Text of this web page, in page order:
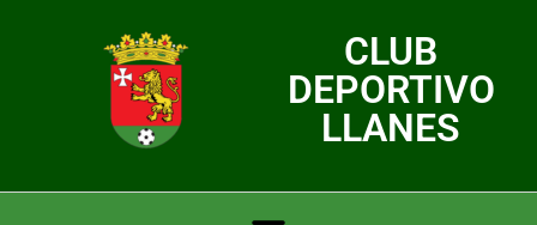
CLUB
DEPORTIVO
LLANES